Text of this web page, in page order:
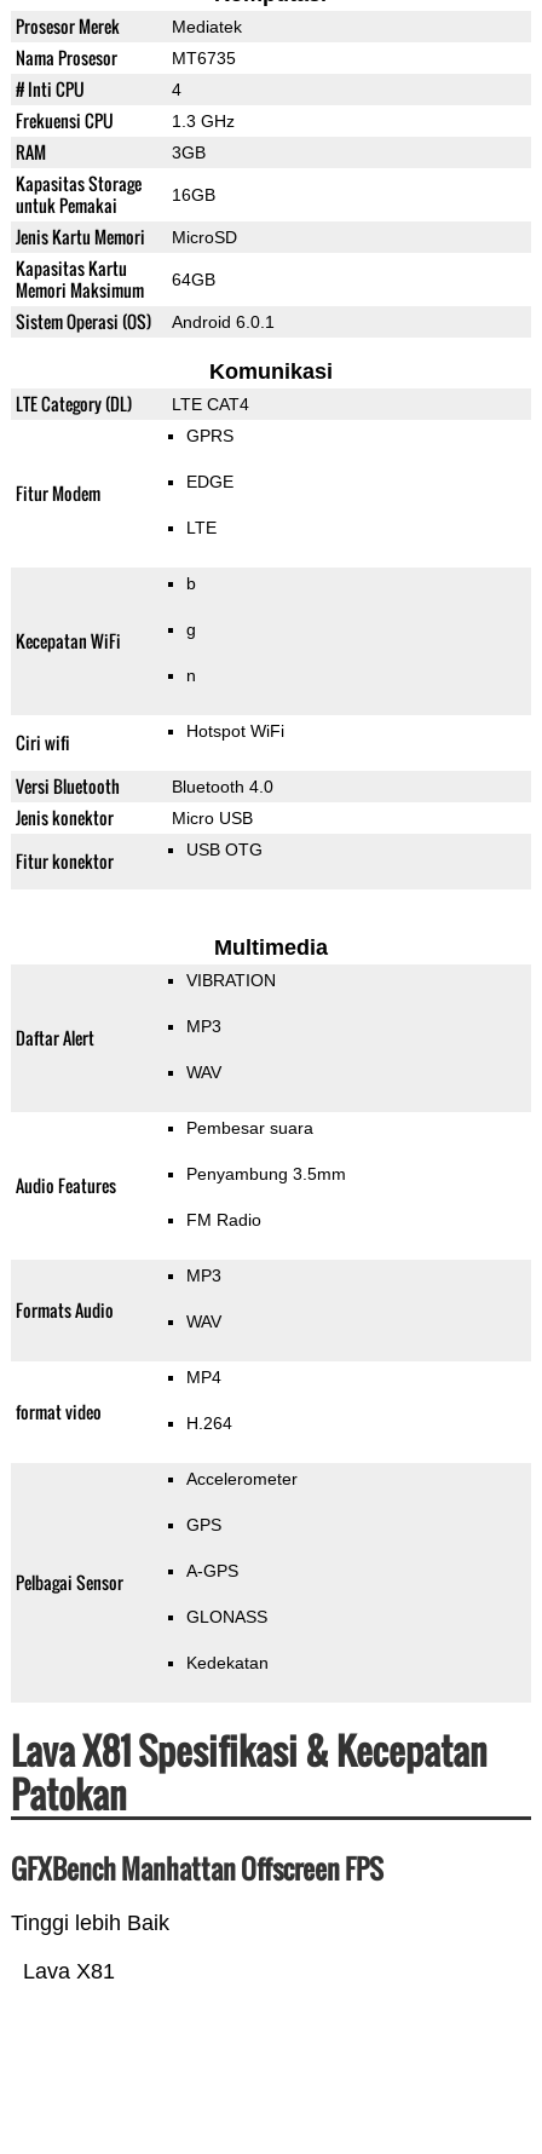
Prosesor Merek Mediatek
Nama Prosesor MT6735
# Inti CPU 4
Frekuensi CPU 1.3 GHz
RAM 3GB
Kapasitas Storage
untuk Pemakai
16GB
Jenis Kartu Memori MicroSD
Kapasitas Kartu
Memori Maksimum
64GB
Sistem Operasi (OS) Android 6.0.1
Komunikasi
LTE Category (DL) LTE CAT4
Fitur Modem
GPRS
EDGE
LTE
Kecepatan WiFi
b
g
n
Ciri wifi Hotspot WiFi
Versi Bluetooth Bluetooth 4.0
Jenis konektor Micro USB
Fitur konektor USB OTG
Multimedia
Daftar Alert
VIBRATION
MP3
WAV
Audio Features
Pembesar suara
Penyambung 3.5mm
FM Radio
Formats Audio
MP3
WAV
format video
MP4
H.264
Pelbagai Sensor
Accelerometer
GPS
A-GPS
GLONASS
Kedekatan
Lava X81 Spesifikasi & Kecepatan
Patokan
GFXBench Manhattan Offscreen FPS
Tinggi lebih Baik
Lava X81